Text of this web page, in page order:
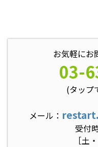
お気軽にお
03-
(タップ
メール：
受付
［土